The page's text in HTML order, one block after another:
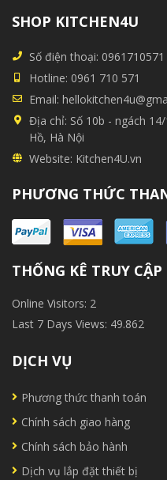
SHOP KITCHEN4U
Số điện thoại: 0961710571
Hotline: 0961 710 571
Email:
Địa chỉ: Số 10b - ngách
Hồ, Hà Nội
Website: Kitchen4U.vn
PHƯƠNG THỨC
THỐNG KÊ TRUY CẬP
Online Visitors: 2
Last 7 Days Views: 49.862
DỊCH VỤ
Phương thức thanh toán
Chính sách giao hàng
Chính sách bảo hành
Dịch vụ lắp đặt thiết bị